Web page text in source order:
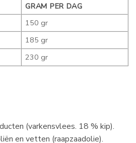
GRAM PER DAG
150 gr
185 gr
230 gr
(varkensvlees. 18 % kip).
en vetten (raapzaadolie).